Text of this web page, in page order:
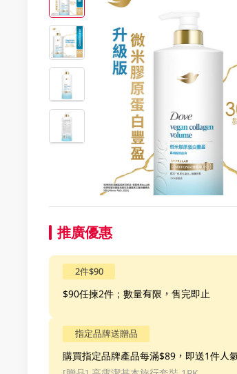
推廣優惠
2件$90
$90任揀2件；數量有限，售完即止
指定品牌送贈品
購買指定品牌產品每滿$89，即送1件人